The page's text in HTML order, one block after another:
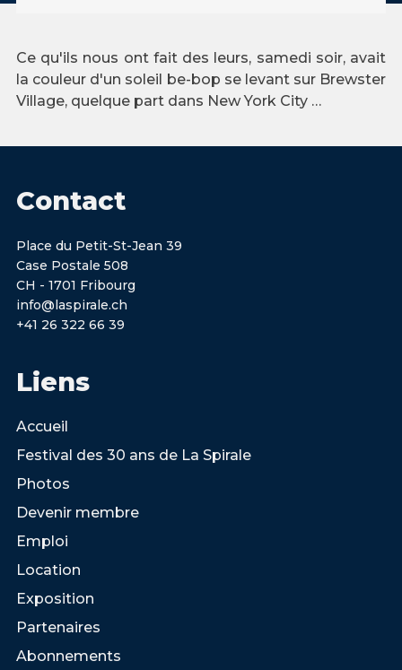
Ce qu'ils nous ont fait des leurs, samedi soir, avait
la couleur d'un soleil be-bop se levant sur Brewster
Village, quelque part dans New York City …
Contact
Place du Petit-St-Jean 39
Case Postale 508
CH - 1701 Fribourg
info@laspirale.ch
+41 26 322 66 39
Liens
Accueil
Festival des 30 ans de La Spirale
Photos
Devenir membre
Emploi
Location
Exposition
Partenaires
Abonnements